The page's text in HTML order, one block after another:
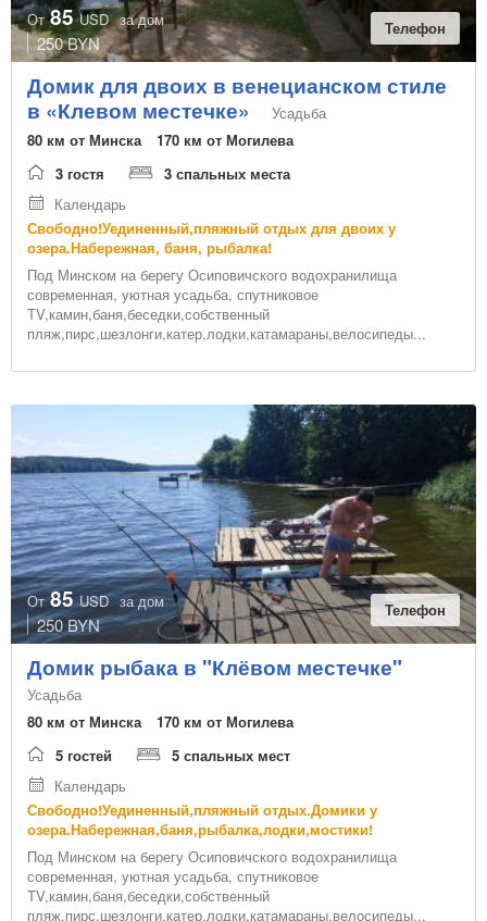
От 85USD за дом
250 BYN
Телефон
Домик для двоих в венецианском стиле
в «Клевом местечке»
Усадьба
80 км от Минска
170 км от Могилева
3 гостя
3 спальных места
Календарь
Свободно!Уединенный,пляжный отдых для двоих у
озера.Набережная, баня, рыбалка!
Под Минском на берегу Осиповичского водохранилища
современная, уютная усадьба, спутниковое
TV,камин,баня,беседки,собственный
пляж,пирс,шезлонги,катер,лодки,катамараны,велосипеды...
От 85USD за дом
250 BYN
Телефон
Домик рыбака в "Клёвом местечке"
Усадьба
80 км от Минска
170 км от Могилева
5 гостей
5 спальных мест
Календарь
Свободно!Уединенный,пляжный отдых.Домики у
озера.Набережная,баня,рыбалка,лодки,мостики!
Под Минском на берегу Осиповичского водохранилища
современная, уютная усадьба, спутниковое
TV,камин,баня,беседки,собственный
пляж,пирс,шезлонги,катер,лодки,катамараны,велосипеды...